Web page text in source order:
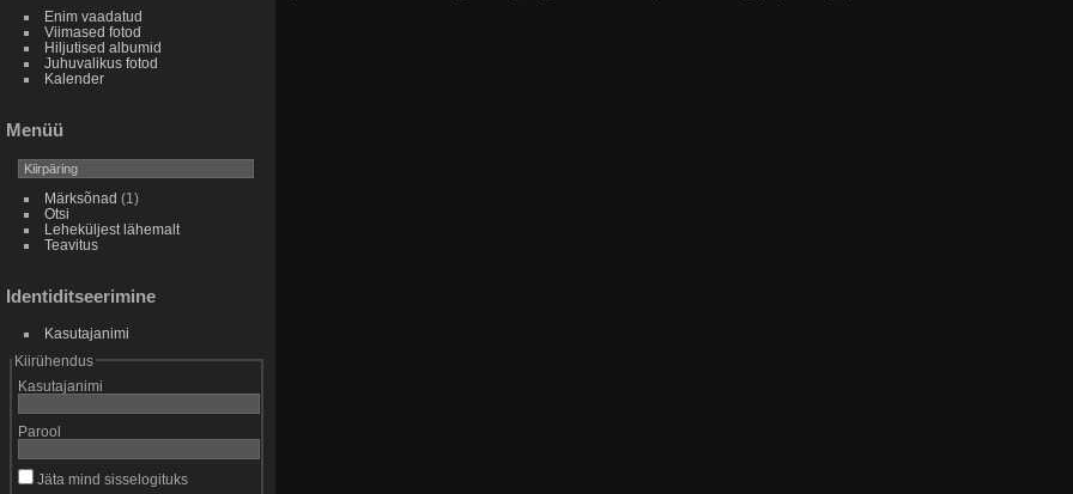
Enim vaadatud
Viimased fotod
Hiljutised albumid
Juhuvalikus fotod
Kalender
Menüü
Märksõnad (1)
Otsi
Leheküljest lähemalt
Teavitus
Identiditseerimine
Kasutajanimi
Kiirühendus
Kasutajanimi
Parool
Jäta mind sisselogituks